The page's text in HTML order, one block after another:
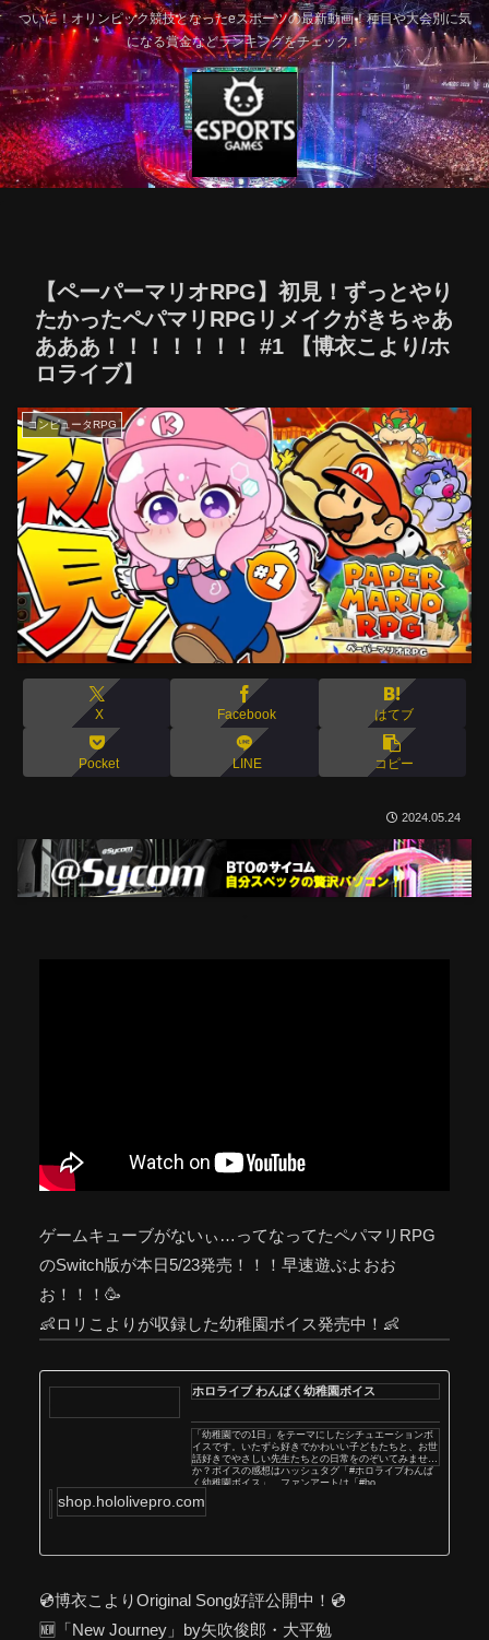
ついに！オリンピック競技となったeスポーツの最新動画！種目や大会別に気
になる賞金などランキングをチェック！
【ペーパーマリオRPG】初見！ずっとやり
たかったペパマリRPGリメイクがきちゃあ
あああ！！！！！！！ #1 【博衣こより/ホ
ロライブ】
コンピュータRPG
X Facebook はてブ
Pocket LINE コピー
2024.05.24
ゲームキューブがないぃ…ってなってたペパマリRPG
のSwitch版が本日5/23発売！！！早速遊ぶよおお
お！！！🥳
👶ロリこよりが収録した幼稚園ボイス発売中！👶
ホロライブ わんぱく幼稚園ボイス
「幼稚園での1日」をテーマにしたシチュエーションボ
イスです。いたずら好きでかわいい子どもたちと、お世
話好きでやさしい先生たちとの日常をのぞいてみません
か？ボイスの感想はハッシュタグ「#ホロライブわんぱ
く幼稚園ボイス」、ファンアートは「#ho...
shop.hololivepro.com
💿博衣こよりOriginal Song好評公開中！💿
🆕「New Journey」by矢吹俊郎・大平勉